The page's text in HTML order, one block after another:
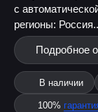
с
регионы:
Подробное
В наличии
100%